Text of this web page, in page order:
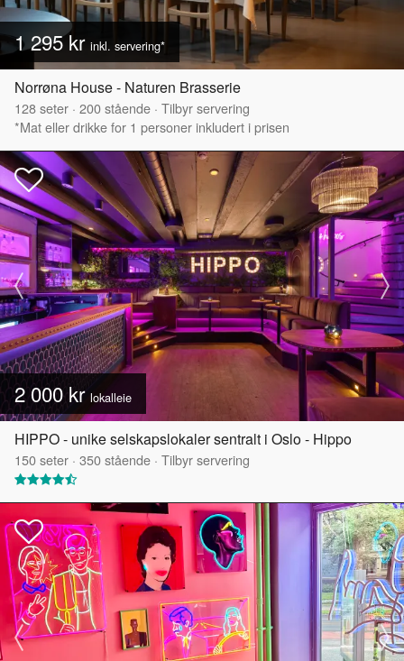
1 295 kr inkl. servering*
Norrøna House - Naturen Brasserie
128seter · 200stående · Tilbyr servering
*Mat eller drikke for 1 personer inkludert i prisen
2 000 kr lokalleie
HIPPO - unike selskapslokaler sentralt i Oslo - Hippo
150seter · 350stående · Tilbyr servering